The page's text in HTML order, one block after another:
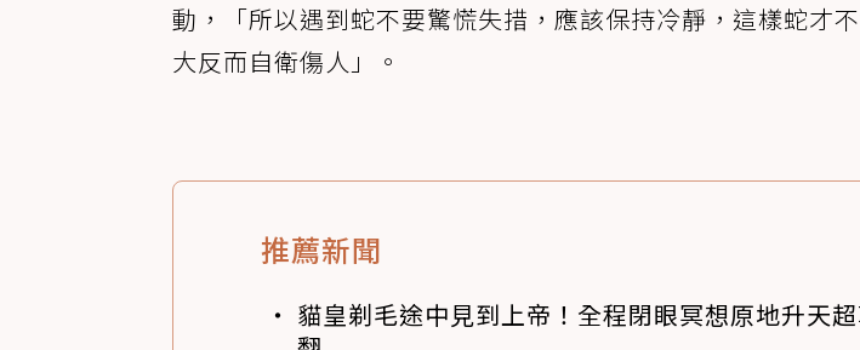
動，「所以遇到蛇不要驚慌失措，應該保持冷靜，這樣蛇才
大反而自衛傷人」。
推薦新聞
貓皇剃毛途中見到上帝！全程閉眼冥想原地升天